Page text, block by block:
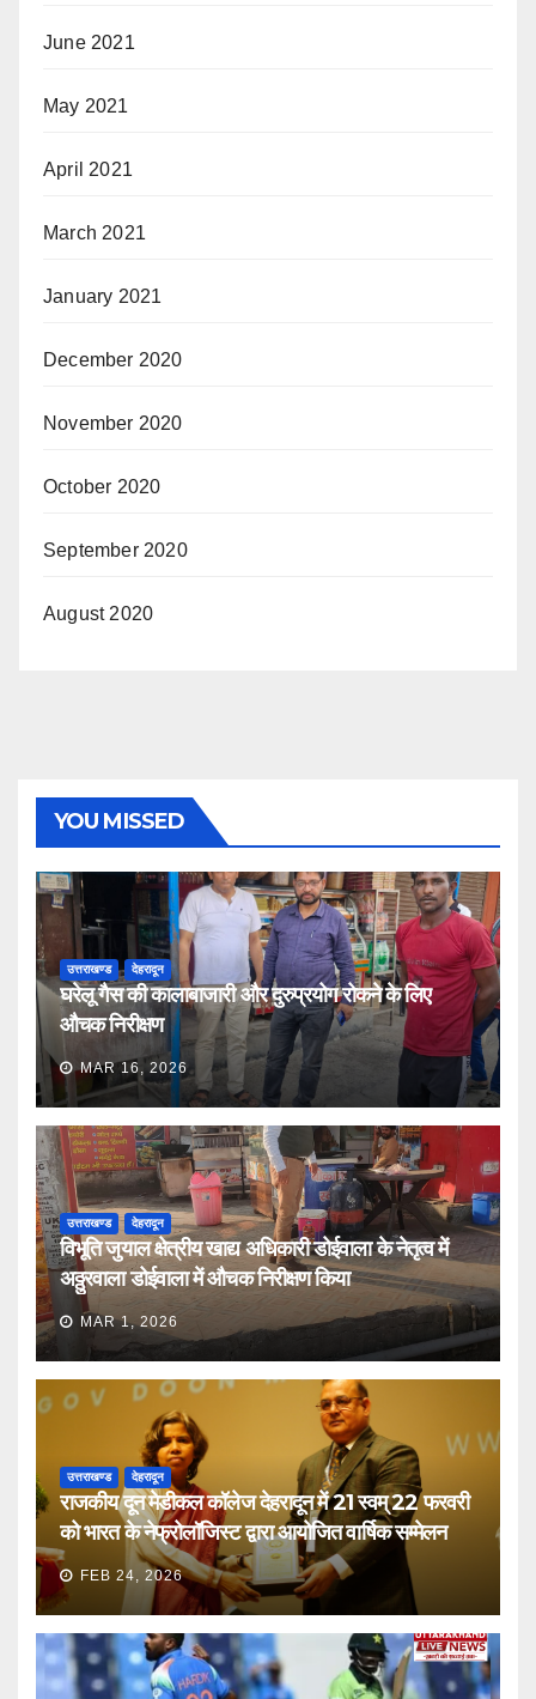
June 2021
May 2021
April 2021
March 2021
January 2021
December 2020
November 2020
October 2020
September 2020
August 2020
YOU MISSED
उत्तराखण्ड देहरादून
घरेलू गैस की कालाबाजारी और दुरुप्रयोग रोकने के लिए
औचक निरीक्षण
MAR 16, 2026
उत्तराखण्ड देहरादून
विभूति जुयाल क्षेत्रीय खाद्य अधिकारी डोईवाला के नेतृत्व में
अठ्ठुरवाला डोईवाला में औचक निरीक्षण किया
MAR 1, 2026
उत्तराखण्ड देहरादून
राजकीय दून मेडीकल कॉलेज देहरादून में 21 स्वम् 22 फरवरी
को भारत के नेफ्रोलॉजिस्ट द्वारा आयोजित वार्षिक सम्मेलन
FEB 24, 2026